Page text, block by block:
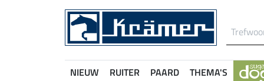
NIEUW RUITER PAARD THEMA'S